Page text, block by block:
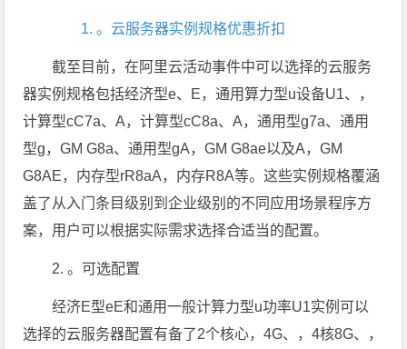
1. 。云服务器实例规格优惠折扣
截至目前，在阿里云活动事件中可以选择的云服务
器实例规格包括经济型e、E，通用算力型u设备U1、，
计算型cC7a、A，计算型cC8a、A，通用型g7a、通用
型g，GM G8a、通用型gA，GM G8ae以及A，GM
G8AE，内存型rR8aA，内存R8A等。这些实例规格覆涵
盖了从入门条目级别到企业级别的不同应用场景程序方
案，用户可以根据实际需求选择合适当的配置。
2. 。可选配置
经济E型eE和通用一般计算力型u功率U1实例可以
选择的云服务器配置有备了2个核心，4G、，4核8G、，